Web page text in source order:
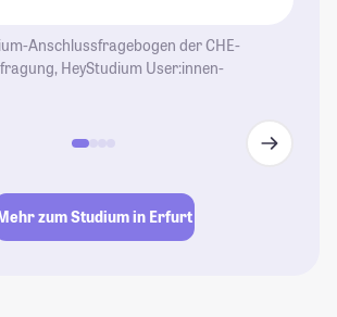
Anschlussfragebogen der CHE-
HeyStudium User:innen-
zum Studium in Erfurt